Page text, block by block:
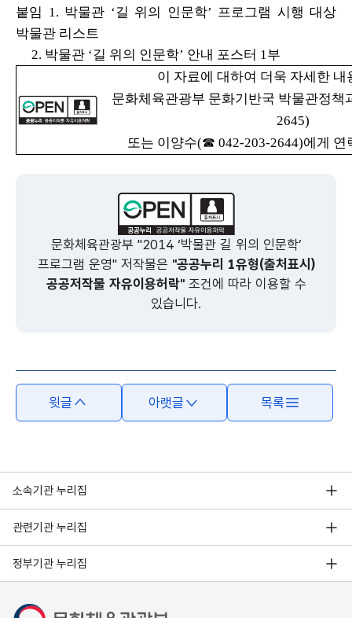
붙임 1. 박물관 ‘길 위의 인문학’ 프로그램 시행 대상
박물관 리스트
2. 박물관 ‘길 위의 인문학’ 안내 포스터 1부
이 자료에 대하여 더욱 자세한 내
문화체육관광부 문화기반국 박물관정
2645)
또는 이양수(☎ 042-203-2644)에게 연
문화체육관광부 "2014 ‘박물관 길 위의 인문학’
프로그램 운영" 저작물은 "공공누리 1유형(출처표시)
공공저작물 자유이용허락"조건에 따라 이용할 수
있습니다.
윗글 아랫글 목록
소속기관 누리집
관련기관 누리집
정부기관 누리집
문화체육관광부